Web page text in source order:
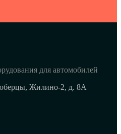
для автомобилей
Жилино-2, д. 8A